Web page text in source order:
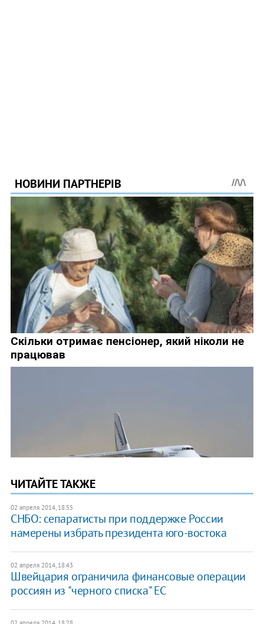
ЧИТАЙТЕ ТАКЖЕ
02 апреля 2014, 18:55
СНБО: сепаратисты при поддержке России
намерены избрать президента юго-востока
02 апреля 2014, 18:43
Швейцария ограничила финансовые операции
россиян из "черного списка" ЕС